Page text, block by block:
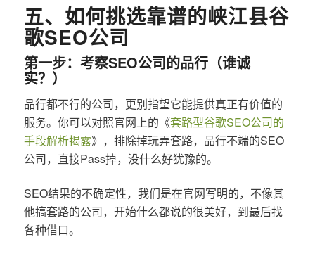
五、如何挑选靠谱的峡江县谷
歌SEO公司
第一步：考察SEO公司的品行（谁诚
实？）
品行都不行的公司，更别指望它能提供真正有价值的
服务。你可以对照官网上的《套路型谷歌SEO公司的
手段解析揭露》，排除掉玩弄套路，品行不端的SEO
公司，直接Pass掉，没什么好犹豫的。
SEO结果的不确定性，我们是在官网写明的，不像其
他搞套路的公司，开始什么都说的很美好，到最后找
各种借口。